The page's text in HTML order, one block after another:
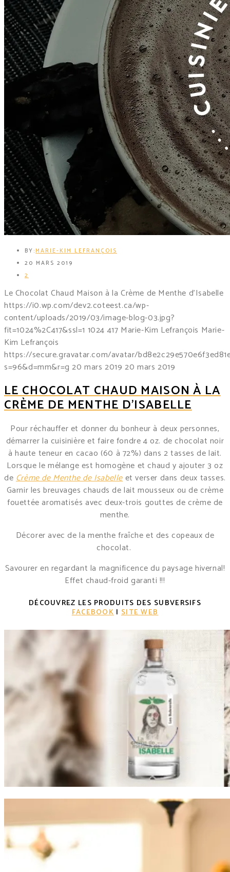
BY:MARIE-KIM LEFRANÇOIS
20 MARS 2019
2
Le Chocolat Chaud Maison à la Crème de Menthe d’Isabelle
https://i0.wp.com/dev2.coteest.ca/wp-
content/uploads/2019/03/image-blog-03.jpg?
fit=1024%2C417&ssl=1 1024 417 Marie-Kim Lefrançois Marie-
Kim Lefrançois
https://secure.gravatar.com/avatar/
s=96&d=mm&r=g 20 mars 2019 20 mars 2019
LE CHOCOLAT CHAUD MAISON À LA
CRÈME DE MENTHE D’ISABELLE
Pour réchauffer et donner du bonheur à deux personnes,
démarrer la cuisinière et faire fondre 4 oz. de chocolat noir
à haute teneur en cacao (60 à 72%) dans 2 tasses de lait.
Lorsque le mélange est homogène et chaud y ajouter 3 oz
deCrème de Menthe de Isabelleet verser dans deux tasses.
Garnir les breuvages chauds de lait mousseux ou de crème
fouettée aromatisés avec deux-trois gouttes de crème de
menthe.
Décorer avec de la menthe fraîche et des copeaux de
chocolat.
Savourer en regardant la magnificence du paysage hivernal!
Effet chaud-froid garanti !!!
DÉCOUVREZ LES PRODUITS DES SUBVERSIFS
FACEBOOK | SITE WEB